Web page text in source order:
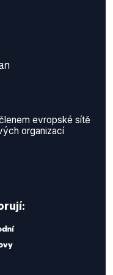
evropské sítě
organizací